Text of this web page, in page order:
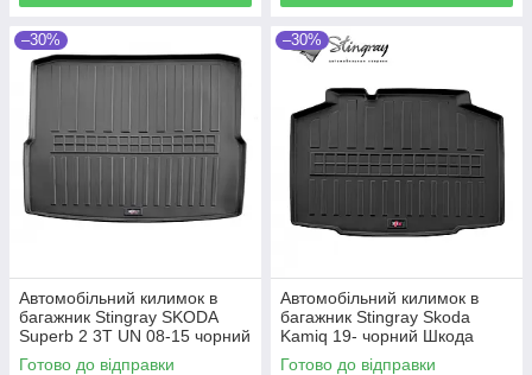
–30%
Автомобільний килимок в
багажник Stingray SKODA
Superb 2 3T UN 08-15 чорний
Шкода Суперб
Готово до відправки
–30%
Автомобільний килимок в
багажник Stingray Skoda
Kamiq 19- чорний Шкода
Камик
Готово до відправки